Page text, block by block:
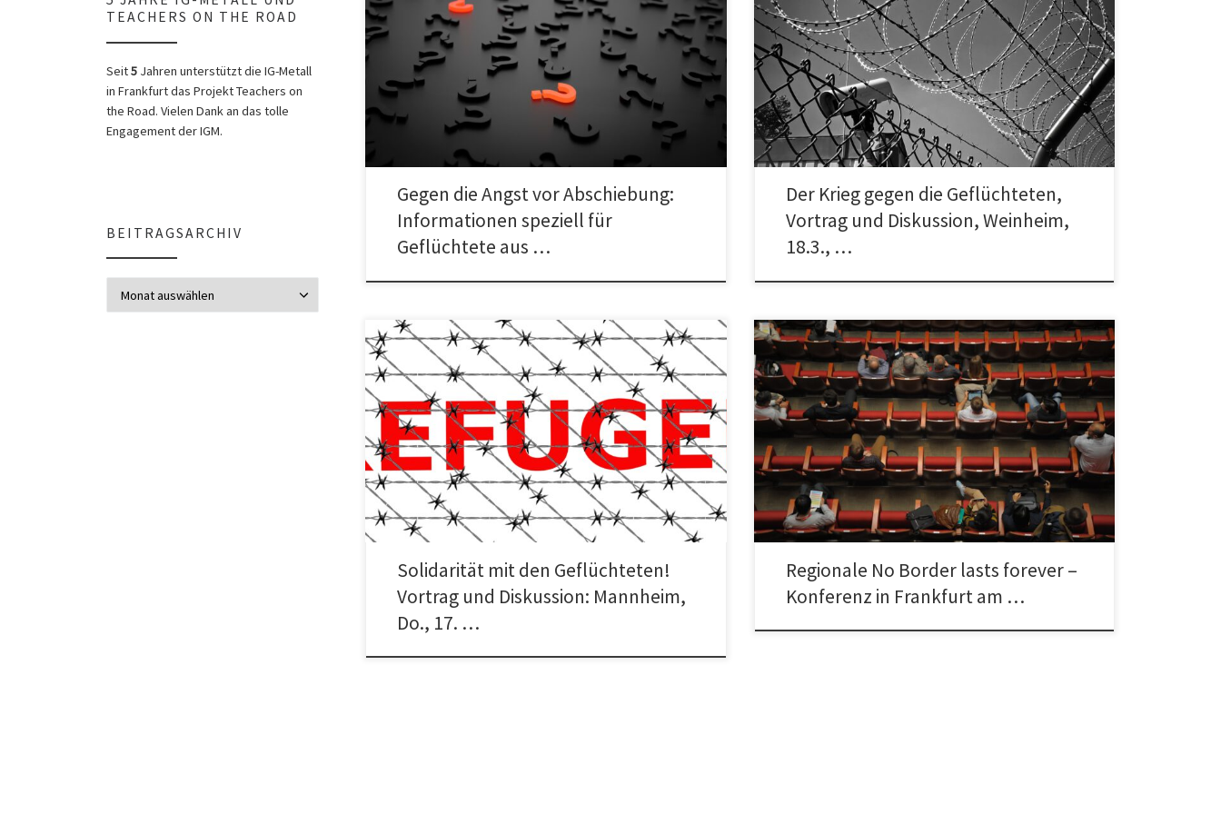
Informationen gegen die Angst vor Abschiebung: Speziell für
Geflüchtete aus Afghanistan Durch eine Politik, die auf
Abschreckung setzt, denken viele […]
Gegen die Angst vor Abschiebung:
Informationen speziell für
Geflüchtete aus …
Eine Veranstaltung des Forum Weinheim und der Initiative
Nazifreies Weinheim mit einem Gastbeitrag von Uli
Tomaschowski vom Netzwerk Konkrete Solidarität/Teachers
[…]
Der Krieg gegen die Geflüchteten,
Vortrag und Diskussion, Weinheim,
18.3., …
Solidarität mit den Geflüchteten! Staatlichen Rassismus und
den Rassismus der Neofaschisten und der Rechtsopportunisten
stoppen! Vortrag und Diskussion Eine Veranstaltung […]
Solidarität mit den Geflüchteten!
Vortrag und Diskussion: Mannheim,
Do., 17. …
Regionale No Border lasts forever-Konferenz in Frankfurt am
Main, 4. bis 6. März 2016 im Studierendenhaus, Campus
Bockenheim, Mertonstraße 26-28, […]
Regionale No Border lasts forever –
Konferenz in Frankfurt am …
TEACHERS ON THE ROAD
Seit5 Jahren unterstützt die IG-Metall
in Frankfurt das Projekt Teachers on
the Road. Vielen Dank an das tolle
Engagement der IGM.
BEITRAGSARCHIV